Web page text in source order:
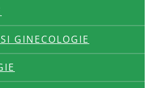
GINECOLOGIE